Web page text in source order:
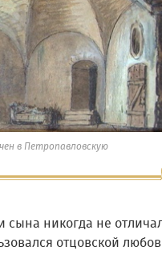
в Петропавловскую
сына никогда не
отцовской